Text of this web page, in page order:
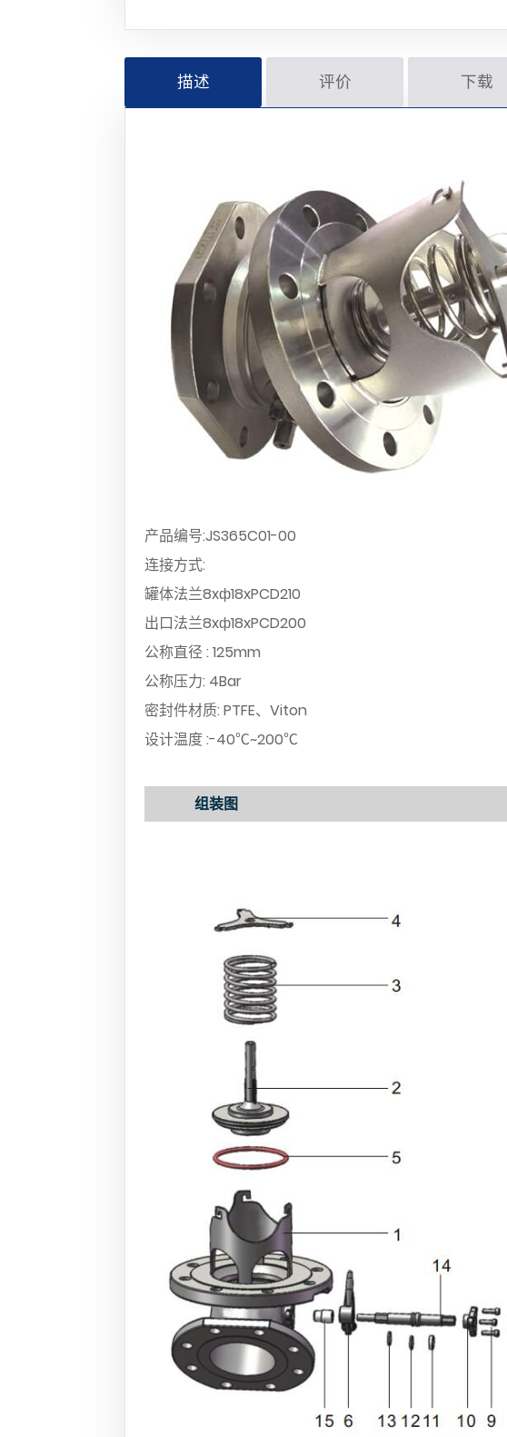
描述 评价 下载
产品编号:JS365C01-00
连接方式:
罐体法兰8xф18xPCD210
出口法兰8xф18xPCD200
公称直径 : 125mm
公称压力: 4Bar
密封件材质: PTFE、Viton
设计温度 :-40℃~200℃
组装图